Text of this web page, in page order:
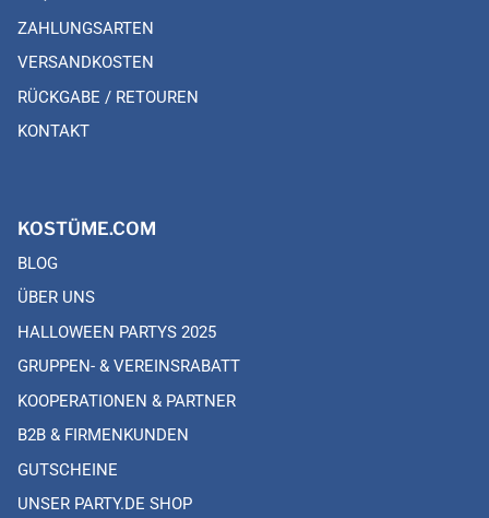
ZAHLUNGSARTEN
VERSANDKOSTEN
RÜCKGABE / RETOUREN
KONTAKT
KOSTÜME.COM
BLOG
ÜBER UNS
HALLOWEEN PARTYS 2025
GRUPPEN- & VEREINSRABATT
KOOPERATIONEN & PARTNER
B2B & FIRMENKUNDEN
GUTSCHEINE
UNSER PARTY.DE SHOP